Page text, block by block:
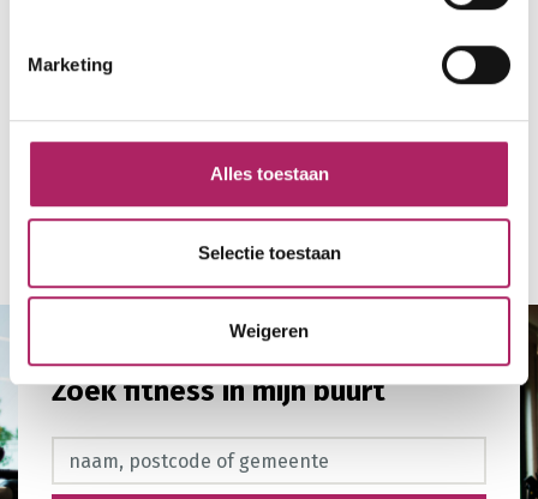
Marketing
Alles toestaan
Selectie toestaan
Weigeren
Terug naar overzicht
Zoek fitness in mijn buurt